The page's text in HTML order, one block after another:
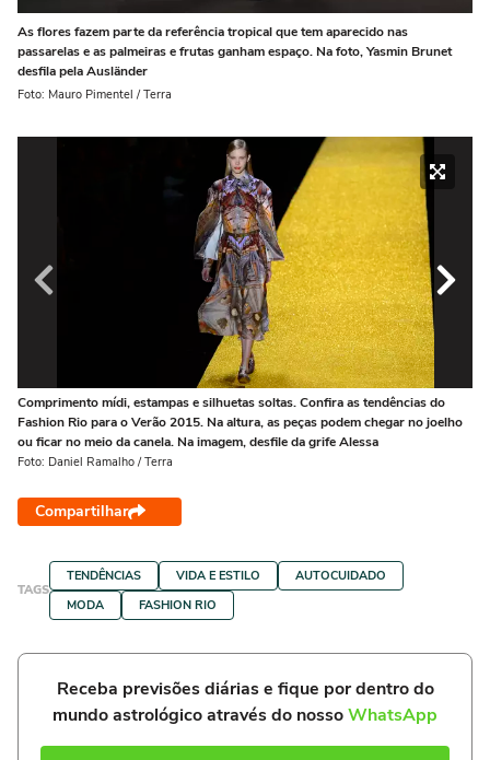
As flores fazem parte da referência tropical que tem aparecido nas
passarelas e as palmeiras e frutas ganham espaço. Na foto, Yasmin Brunet
desfila pela Ausländer
Foto: Mauro Pimentel / Terra
Comprimento mídi, estampas e silhuetas soltas. Confira as tendências do
Fashion Rio para o Verão 2015. Na altura, as peças podem chegar no joelho
ou ficar no meio da canela. Na imagem, desfile da grife Alessa
Foto: Daniel Ramalho / Terra
Compartilhar
TAGS
TENDÊNCIAS VIDA E ESTILO
AUTOCUIDADO
MODA
FASHION RIO
Receba previsões diárias e fique por dentro do
mundo astrológico através do nossoWhatsApp